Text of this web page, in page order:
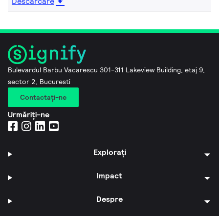
Bulevardul Barbu Vacarescu 301-311 Lakeview Building, etaj 9,
sector 2, Bucuresti
Contactaţi-ne
Urmăriți-ne
Explorați
Impact
Despre